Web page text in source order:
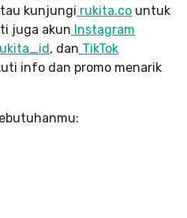
kunjungi rukita.co untuk
juga akun Instagram
, dan TikTok
info dan promo menarik